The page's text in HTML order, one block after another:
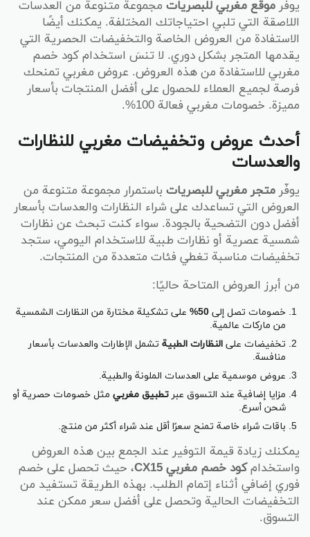
يوفر موقع مغربي للبصريات مجموعة متنوعة من العدسات
اللاصقة التي تلبي احتياجاتك المختلفة. يمكنك أيضًا
الاستفادة من العروض الخاصة والتخفيضات الحصرية التي
يقدمها المتجر بشكل دوري. لا تنسَ استخدام كود خصم
مغربي للاستفادة من هذه العروض. عروض مغربي تمنحك
فرصة لجميع العملاء للحصول على أفضل المنتجات بأسعار
مميزة. خصومات مغربي فعالة 100%.
أحدث عروض وتخفيضات مغربي للنظارات
والعدسات
يوفّر متجر مغربي للبصريات باستمرار مجموعة متنوعة من
العروض التي تساعدك على شراء النظارات والعدسات بأسعار
أفضل دون التضحية بالجودة. سواء كنت تبحث عن نظارات
شمسية عصرية أو نظارات طبية للاستخدام اليومي، ستجد
تخفيضات مناسبة تغطي فئات متعددة من المنتجات.
من أبرز العروض المتاحة حاليًا:
خصومات تصل إلى 50%
على تشكيلة مختارة من النظارات الشمسية
من ماركات عالمية.
تخفيضات على النظارات الطبية تشمل الإطارات والعدسات بأسعار
منافسة.
عروض موسمية على العدسات الملونة والطبية.
مزايا إضافية عند التسوق عبر تطبيق مغربي مثل خصومات حصرية أو
شحن أسرع.
باقات شراء خاصة تمنح سعرًا أقل عند شراء أكثر من منتج.
يمكنك زيادة قيمة التوفير عند الجمع بين هذه العروض
واستخدامكود خصم مغربي CX15
، حيث تحصل على خصم
فوري إضافي أثناء إتمام الطلب. بهذه الطريقة تستفيد من
التخفيضات الحالية وتحصل على أفضل سعر ممكن عند
التسوق.